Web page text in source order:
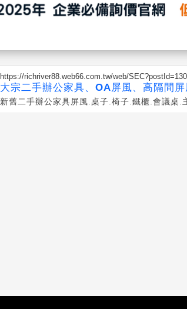
https://richriver88.web66.com.tw/web/
大宗二手辦公家具、OA屏風、高隔間
新舊二手辦公家具屏風.桌子.椅子.鐵櫃.會議桌.